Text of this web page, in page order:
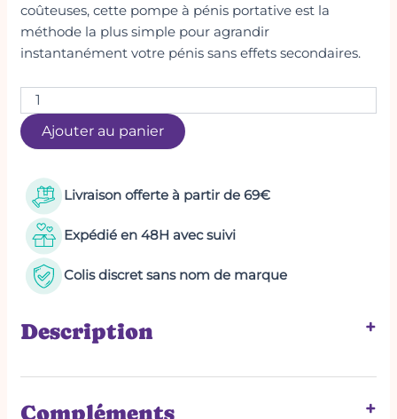
coûteuses, cette pompe à pénis portative est la
méthode la plus simple pour agrandir
instantanément votre pénis sans effets secondaires.
Ajouter au panier
Livraison offerte à partir de 69€
Expédié en 48H avec suivi
Colis discret sans nom de marque
Description +
appuyez sur le bouton et observez votre pénis
Compléments +